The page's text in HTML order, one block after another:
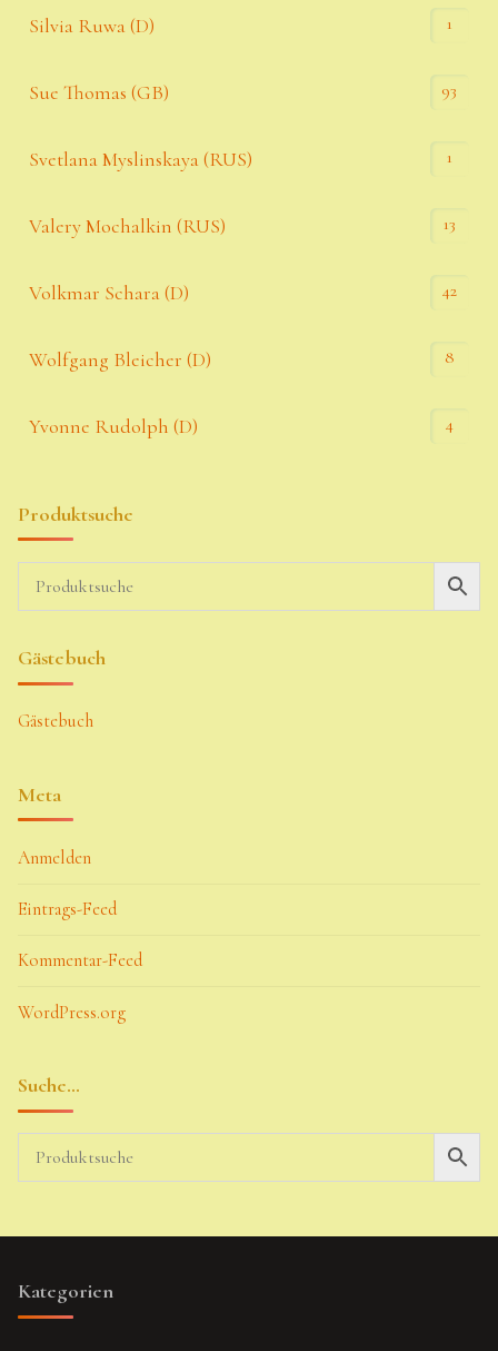
Silvia Ruwa (D) 1
Sue Thomas (GB) 93
Svetlana Myslinskaya (RUS) 1
Valery Mochalkin (RUS) 13
Volkmar Schara (D) 42
Wolfgang Bleicher (D) 8
Yvonne Rudolph (D) 4
Produktsuche
Gästebuch
Gästebuch
Meta
Anmelden
Eintrags-Feed
Kommentar-Feed
WordPress.org
Suche…
Kategorien